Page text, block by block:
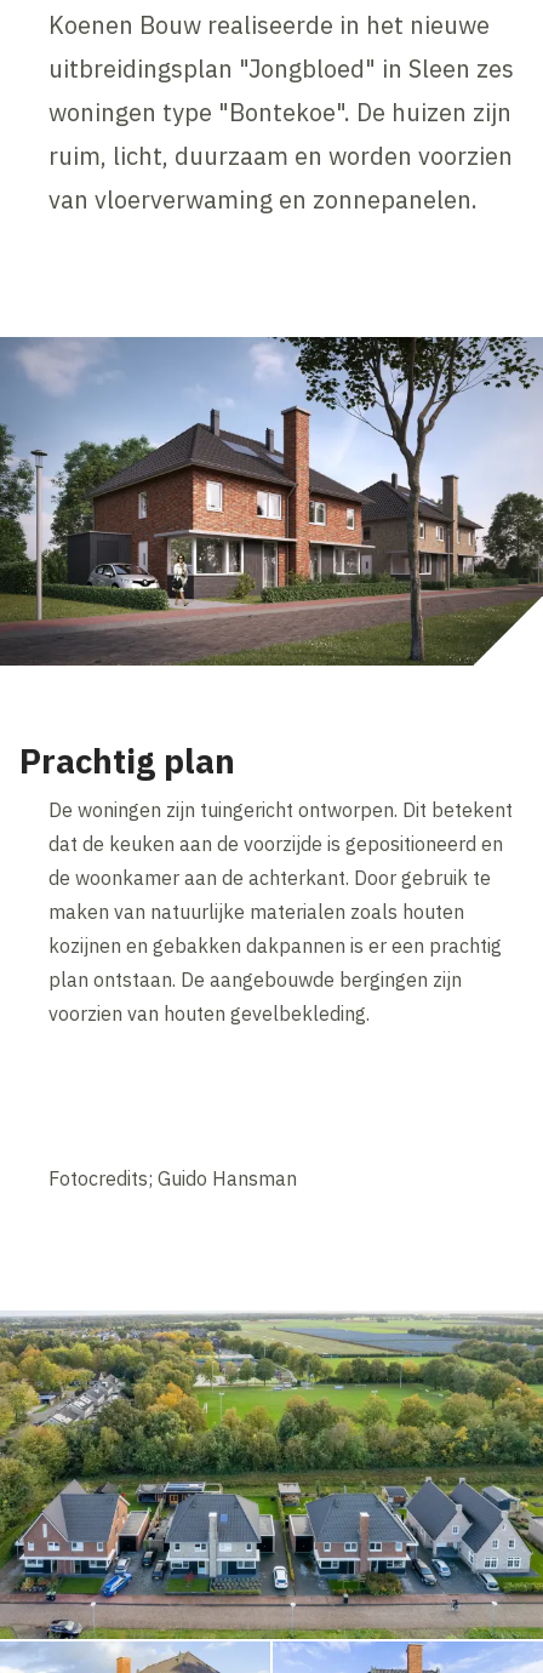
Koenen Bouw realiseerde in het nieuwe
uitbreidingsplan "Jongbloed" in Sleen zes
woningen type "Bontekoe". De huizen zijn
ruim, licht, duurzaam en worden voorzien
van vloerverwaming en zonnepanelen.
Prachtig plan
De woningen zijn tuingericht ontworpen. Dit betekent
dat de keuken aan de voorzijde is gepositioneerd en
de woonkamer aan de achterkant. Door gebruik te
maken van natuurlijke materialen zoals houten
kozijnen en gebakken dakpannen is er een prachtig
plan ontstaan. De aangebouwde bergingen zijn
voorzien van houten gevelbekleding.
Fotocredits; Guido Hansman